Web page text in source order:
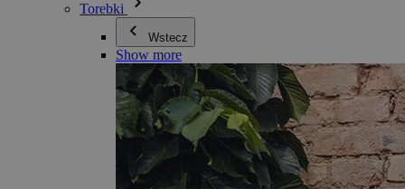
Torebki
Wstecz
Show more